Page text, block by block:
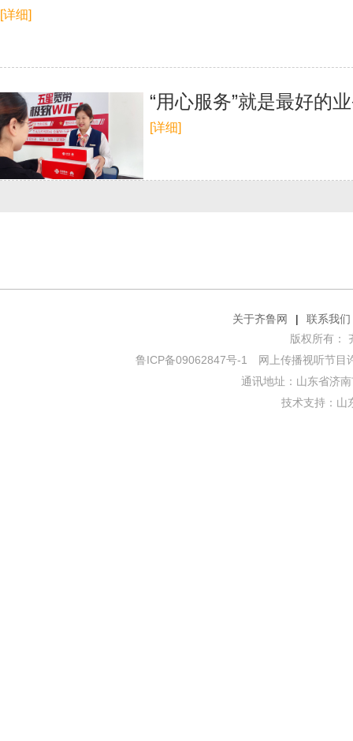
[详细]
“用心服务”就是最好的
[详细]
关于齐鲁网 |
联系我们
版权所有：
鲁ICP备09062847号-1
网上传播视听节目
通讯地址：山东省济
技术支持： 山